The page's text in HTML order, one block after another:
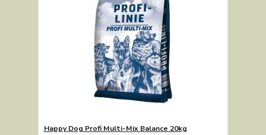
Happy Dog Profi Multi-Mix Balance 20kg